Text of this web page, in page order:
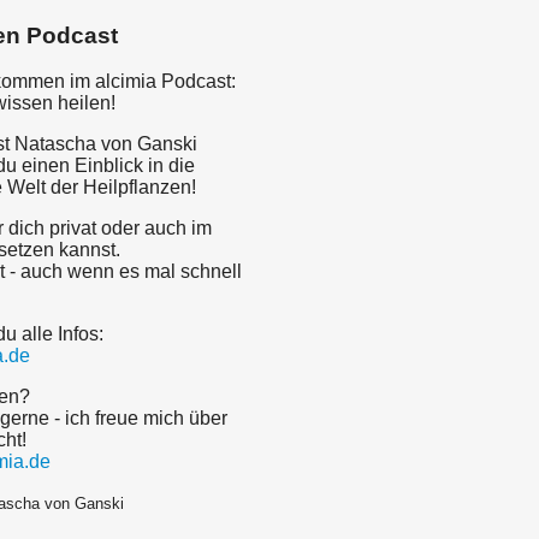
Podcast
im alcimia Podcast:
heilen!
Natascha von Ganski
einen Einblick in die
Welt der Heilpflanzen!
dich privat oder auch im
kannst.
auch wenn es mal schnell
alle Infos:
- ich freue mich über
von Ganski